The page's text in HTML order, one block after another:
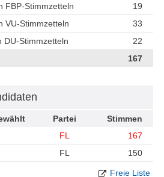
FBP-Stimmzetteln
19
VU-Stimmzetteln
33
DU-Stimmzetteln
22
167
Partei
Stimmen
FL
167
FL 150
Freie Liste